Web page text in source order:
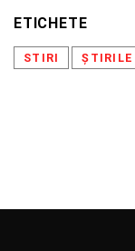
ETICHETE
STIRI ȘTIRILE